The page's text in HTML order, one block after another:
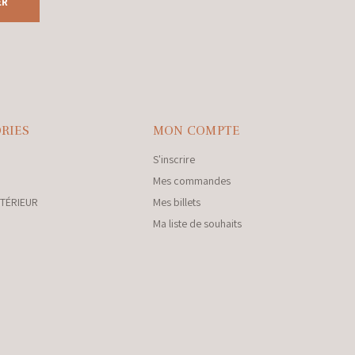
MON COMPTE
S'inscrire
Mes commandes
Mes billets
Ma liste de souhaits